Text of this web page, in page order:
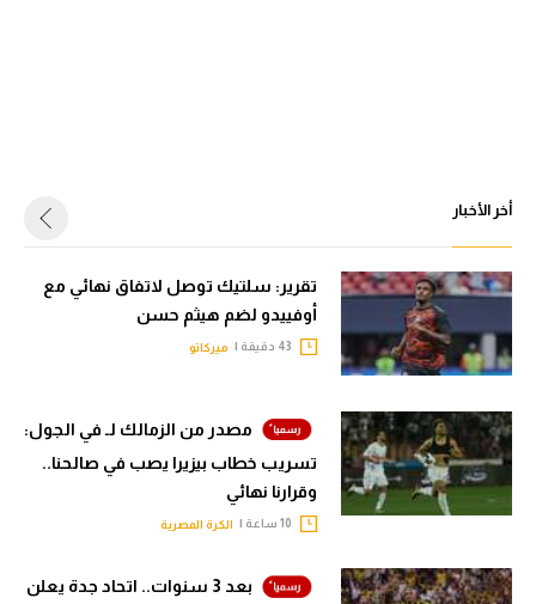
أخر الأخبار
تقرير: سلتيك توصل لاتفاق نهائي مع
أوفييدو لضم هيثم حسن
ميركاتو
مصدر من الزمالك لـ في الجول:
تسريب خطاب بيزيرا يصب في صالحنا..
وقرارنا نهائي
الكرة المصرية
بعد 3 سنوات.. اتحاد جدة يعلن